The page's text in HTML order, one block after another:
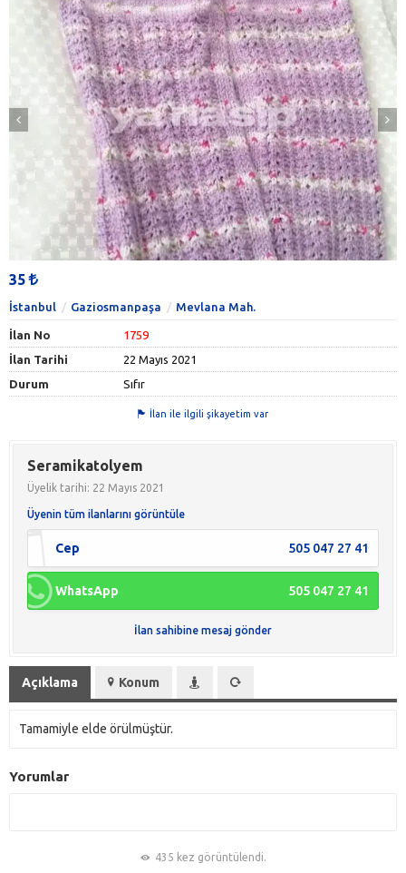
35
İstanbul Gaziosmanpaşa Mevlana Mah.
İlan No
1759
İlan Tarihi
22 Mayıs 2021
Durum
Sıfır
İlan ile ilgili şikayetim var
Seramikatolyem
Üyelik tarihi: 22 Mayıs 2021
Üyenin tüm ilanlarını görüntüle
Cep 505 047 27 41
WhatsApp 505 047 27 41
İlan sahibine mesaj gönder
Açıklama Konum
Tamamiyle elde örülmüştür.
Yorumlar
435 kez görüntülendi.